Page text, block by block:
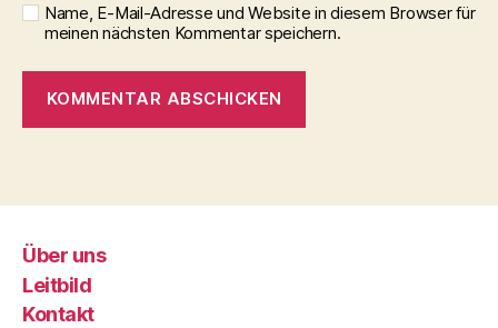
Name, E-Mail-Adresse und Website in diesem Browser für
meinen nächsten Kommentar speichern.
Über uns
Leitbild
Kontakt